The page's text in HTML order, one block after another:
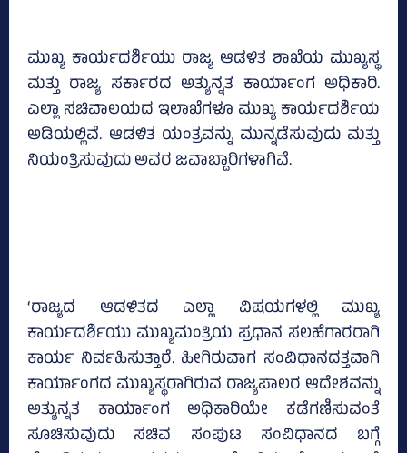
ಮುಖ್ಯ ಕಾರ್ಯದರ್ಶಿಯು ರಾಜ್ಯ ಆಡಳಿತ ಶಾಖೆಯ ಮುಖ್ಯಸ್ಥ
ಮತ್ತು ರಾಜ್ಯ ಸರ್ಕಾರದ ಅತ್ಯುನ್ನತ ಕಾರ್ಯಾಂಗ ಅಧಿಕಾರಿ.
ಎಲ್ಲಾ ಸಚಿವಾಲಯದ ಇಲಾಖೆಗಳೂ ಮುಖ್ಯ ಕಾರ್ಯದರ್ಶಿಯ
ಅಡಿಯಲ್ಲಿವೆ. ಆಡಳಿತ ಯಂತ್ರವನ್ನು ಮುನ್ನಡೆಸುವುದು ಮತ್ತು
ನಿಯಂತ್ರಿಸುವುದು ಅವರ ಜವಾಬ್ದಾರಿಗಳಾಗಿವೆ.
‘ರಾಜ್ಯದ ಆಡಳಿತದ ಎಲ್ಲಾ ವಿಷಯಗಳಲ್ಲಿ ಮುಖ್ಯ
ಕಾರ್ಯದರ್ಶಿಯು ಮುಖ್ಯಮಂತ್ರಿಯ ಪ್ರಧಾನ ಸಲಹೆಗಾರರಾಗಿ
ಕಾರ್ಯ ನಿರ್ವಹಿಸುತ್ತಾರೆ. ಹೀಗಿರುವಾಗ ಸಂವಿಧಾನದತ್ತವಾಗಿ
ಕಾರ್ಯಾಂಗದ ಮುಖ್ಯಸ್ಥರಾಗಿರುವ ರಾಜ್ಯಪಾಲರ ಆದೇಶವನ್ನು
ಅತ್ಯುನ್ನತ ಕಾರ್ಯಾಂಗ ಅಧಿಕಾರಿಯೇ ಕಡೆಗಣಿಸುವಂತೆ
ಸೂಚಿಸುವುದು ಸಚಿವ ಸಂಪುಟ ಸಂವಿಧಾನದ ಬಗ್ಗೆ